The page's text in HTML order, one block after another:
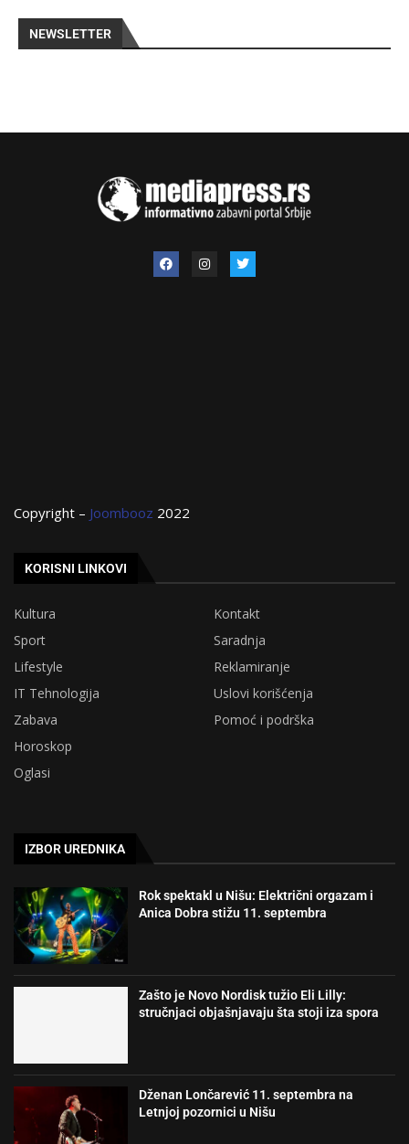
NEWSLETTER
Copyright – Joombooz 2022
KORISNI LINKOVI
Kultura
Kontakt
Sport
Saradnja
Lifestyle
Reklamiranje
IT Tehnologija
Uslovi korišćenja
Zabava
Pomoć i podrška
Horoskop
Oglasi
IZBOR UREDNIKA
Rok spektakl u Nišu: Električni orgazam i
Anica Dobra stižu 11. septembra
Zašto je Novo Nordisk tužio Eli Lilly:
stručnjaci objašnjavaju šta stoji iza spora
Dženan Lončarević 11. septembra na
Letnjoj pozornici u Nišu